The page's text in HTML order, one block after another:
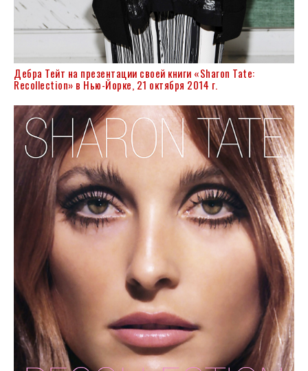
Дебра Тейт на презентации своей книги «Sharon Tate:
Recollection» в Нью-Йорке, 21 октября 2014 г.